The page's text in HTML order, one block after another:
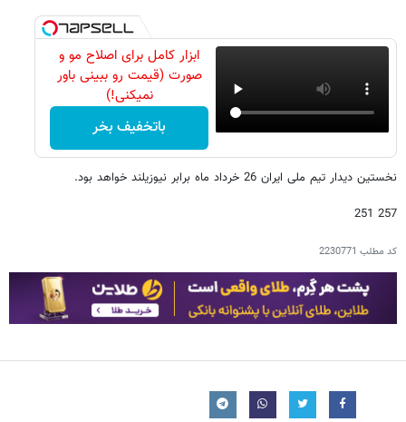
ابزار کامل برای اصلاح مو و
صورت (قیمت رو ببینی باور
نمیکنی!)
باتخفیف بخر
نخستین دیدار تیم ملی ایران 26 خرداد ماه برابر نیوزیلند خواهد بود.
257 251
کد مطلب 2230771